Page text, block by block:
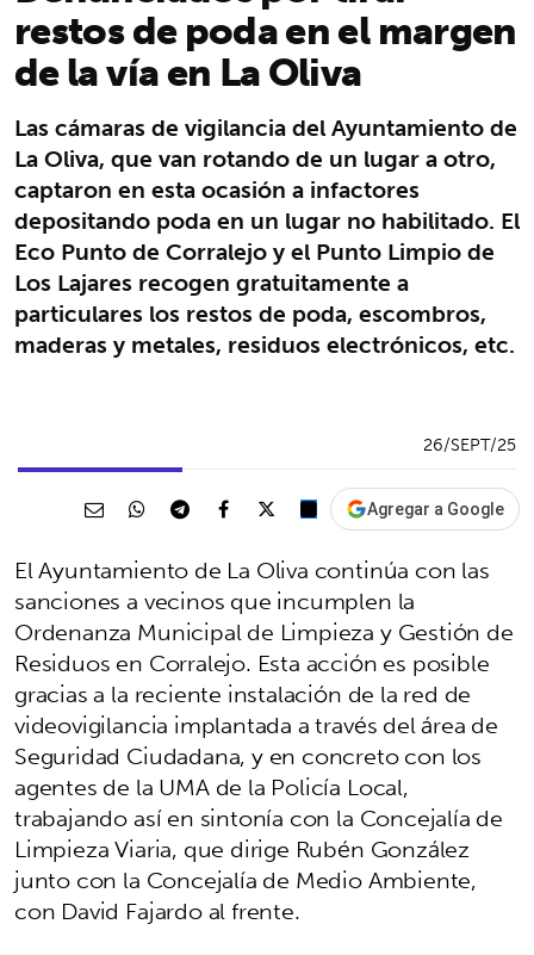
restos de poda en el margen
de la vía en La Oliva
Las cámaras de vigilancia del Ayuntamiento de
La Oliva, que van rotando de un lugar a otro,
captaron en esta ocasión a infactores
depositando poda en un lugar no habilitado. El
Eco Punto de Corralejo y el Punto Limpio de
Los Lajares recogen gratuitamente a
particulares los restos de poda, escombros,
maderas y metales, residuos electrónicos, etc.
26/SEPT/25
Agregar a Google
El Ayuntamiento de La Oliva continúa con las
sanciones a vecinos que incumplen la
Ordenanza Municipal de Limpieza y Gestión de
Residuos en Corralejo. Esta acción es posible
gracias a la reciente instalación de la red de
videovigilancia implantada a través del área de
Seguridad Ciudadana, y en concreto con los
agentes de la UMA de la Policía Local,
trabajando así en sintonía con la Concejalía de
Limpieza Viaria, que dirige Rubén González
junto con la Concejalía de Medio Ambiente,
con David Fajardo al frente.